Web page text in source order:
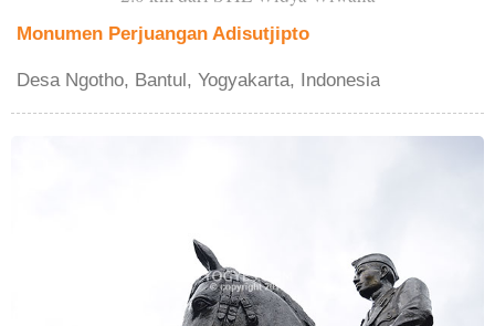
Monumen Perjuangan Adisutjipto
Desa Ngotho, Bantul, Yogyakarta, Indonesia